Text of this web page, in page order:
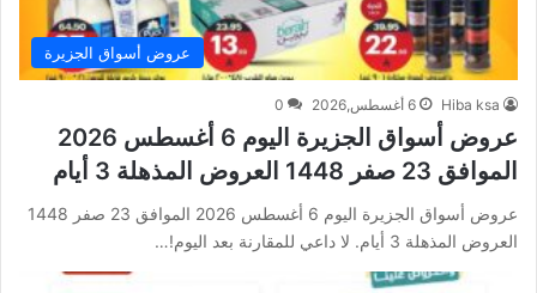
عروض أسواق الجزيرة
Hiba ksa 6 أغسطس,2026 0
عروض أسواق الجزيرة اليوم 6 أغسطس 2026
الموافق 23 صفر 1448 العروض المذهلة 3 أيام
عروض أسواق الجزيرة اليوم 6 أغسطس 2026 الموافق 23 صفر 1448
العروض المذهلة 3 أيام. لا داعي للمقارنة بعد اليوم!…